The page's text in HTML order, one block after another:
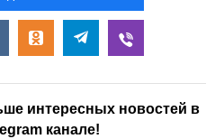
интересных новостей в
канале!